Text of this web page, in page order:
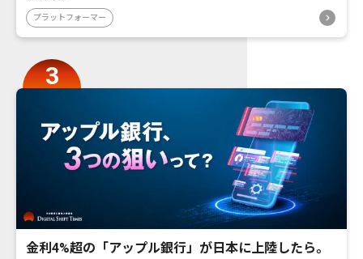
プラットフォーマー
金利4%超の「アップル銀行」が日本に上陸したら。